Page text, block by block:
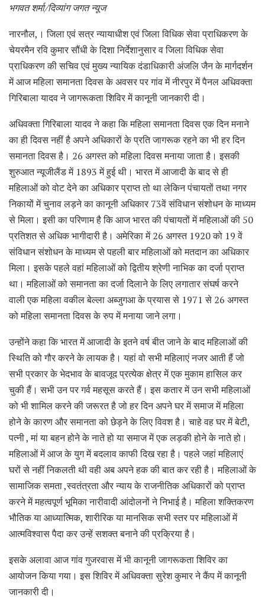
भगवत शर्मा/दिव्यांग जगत न्यूज
नारनौल,। जिला एवं सत्र न्यायाधीश एवं जिला विधिक सेवा प्राधिकरण के
चेयरमैन रवि कुमार सौंधी के दिशा निर्देशानुसार व जिला विधिक सेवा
प्राधिकरण की सचिव एवं मुख्य न्यायिक दंडाधिकारी अंजलि जैन के मार्गदर्शन
में आज महिला समानता दिवस के अवसर पर गांव में नीरपुर में पैनल अधिवक्ता
गिरिबाला यादव ने जागरूकता शिविर में कानूनी जानकारी दी।
अधिवक्ता गिरिबाला यादव ने कहा कि महिला समानता दिवस एक दिन मनाने
का ही दिवस नहीं है अपने अधिकारों के प्रति जागरूक रहने का भी हर दिन
समानता दिवस है। 26 अगस्त को महिला दिवस मनाया जाता है। इसकी
शुरुआत न्यूजीलैंड में 1893 में हुई थी। भारत में आजादी के बाद से ही
महिलाओं को वोट देने का अधिकार प्राप्त तो था लेकिन पंचायतों तथा नगर
निकायों में चुनाव लड़ने का कानूनी अधिकार 73वें संविधान संशोधन के माध्यम
से मिला। इसी का परिणाम है कि आज भारत की पंचायतों में महिलाओं की 50
प्रतिशत से अधिक भागीदारी है। अमेरिका में 26 अगस्त 1920 को 19 वें
संविधान संशोधन के माध्यम से पहली बार महिलाओं को मतदान का अधिकार
मिला। इसके पहले वहां महिलाओं को द्वितीय श्रेणी नाभिक का दर्जा प्राप्त
था। महिलाओं को समानता का दर्जा दिलाने के लिए लगातार संघर्ष करने
वाली एक महिला वकील बेल्ला अब्जुगआ के प्रयास से 1971 से 26 अगस्त
को महिला समानता दिवस के रुप में मनाया जाने लगा।
उन्होंने कहा कि भारत में आजादी के इतने वर्ष बीत जाने के बाद महिलाओं की
स्थिति को गौर करने के लायक है। यहां वो सभी महिलाएं नजर आती हैं जो
सभी प्रकार के भेदभाव के बावजूद प्रत्येक क्षेत्र में एक मुकाम हासिल कर
चुकी हैं। सभी उन पर गर्व महसूस करते हैं। इस कतार में उन सभी महिलाओं
को भी शामिल करने की जरूरत है जो हर दिन अपने घर में समाज में महिला
होने के कारण और समानता को छेड़ने के लिए विवश है। चाहे वह घर में बेटी,
पत्नी , मां या बहन होने के नाते हो या समाज में एक लड़की होने के नाते हो।
महिलाओं में आज के युग में बदलाव काफी दिख रहा है। पहले जहां महिलाएं
घरों से नहीं निकलती थी वही अब अपने हक की बात कर रही है। महिलाओं के
सामाजिक समता ,स्वतंत्रता और न्याय के राजनीतिक अधिकारों को प्राप्त
करने में महत्वपूर्ण भूमिका नारीवादी आंदोलनों ने निभाई है। महिला शक्तिकरण
भौतिक या आध्यात्मिक, शारीरिक या मानसिक सभी स्तर पर महिलाओं में
आत्मविश्वास पैदा कर उन्हें सशक्त बनाने की प्रक्रिया है।
इसके अलावा आज गांव गुजरवास में भी कानूनी जागरूकता शिविर का
आयोजन किया गया। इस शिविर में अधिवक्ता सुरेश कुमार ने कैंप में कानूनी
जानकारी दी।